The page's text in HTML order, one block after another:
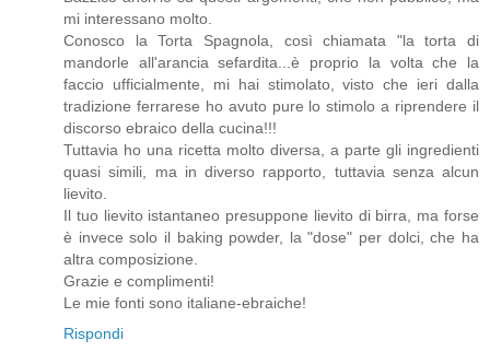
mi interessano molto.
Conosco la Torta Spagnola, così chiamata "la torta di
mandorle all'arancia sefardita...è proprio la volta che la
faccio ufficialmente, mi hai stimolato, visto che ieri dalla
tradizione ferrarese ho avuto pure lo stimolo a riprendere il
discorso ebraico della cucina!!!
Tuttavia ho una ricetta molto diversa, a parte gli ingredienti
quasi simili, ma in diverso rapporto, tuttavia senza alcun
lievito.
Il tuo lievito istantaneo presuppone lievito di birra, ma forse
è invece solo il baking powder, la "dose" per dolci, che ha
altra composizione.
Grazie e complimenti!
Le mie fonti sono italiane-ebraiche!
Rispondi